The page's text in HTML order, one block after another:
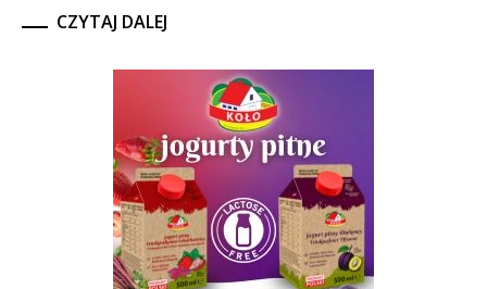
CZYTAJ DALEJ